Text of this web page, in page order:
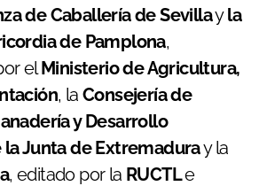
de Caballería de Sevillayla
de Pamplona,
elMinisterio de Agricultura,
, la Consejería de
y Desarrollo
Junta de Extremaduray la
, editado por la RUCTLe